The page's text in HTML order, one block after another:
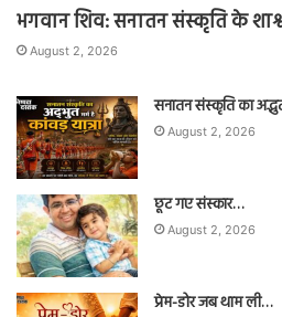
भगवान शिव: सनातन संस्कृति के
August 2, 2026
सनातन संस्कृति का
August 2, 2026
छूट गए संस्कार…
August 2, 2026
प्रेम-डोर जब थाम ली…